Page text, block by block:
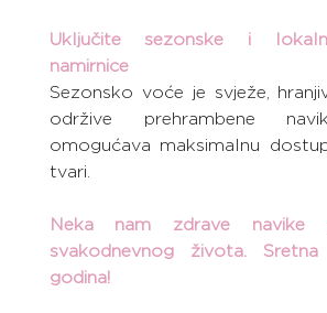
Uključite sezonske i
namirnice
Sezonsko voće je svježe,
održive prehrambene
omogućava maksimalnu
tvari.
Neka nam zdrave navike
svakodnevnog života.
godina!